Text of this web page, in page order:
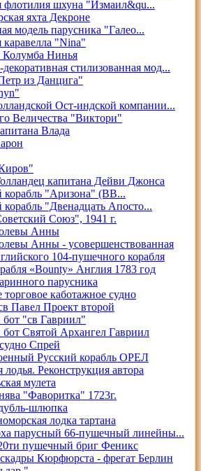
флотилия шхуна "Измаил&qu...
яхта Декроне
модель парусника "Галео...
каравелла "Nina"
Колумба Нинья
стилизованная мод...
из Данцига"
Ост-индской компании...
Величества "Виктори"
Влада
капитана Дейви Джонса
"Аризона" (ВВ...
"Двенадцать Апосто...
Союз", 1941 г.
Анны
Анны - усовершенствованная
104-пушечного корабля
«Bounty» Англия 1783 год
парусника
торговое каботажное судно
Павел Проект второй
"св Гавриил"
Святой Архангел Гавриил
Спрей
Русский корабль ОРЕЛ
Реконструкция автора
мулета
"Фаворитка" 1723г.
шлюпка
лодка тартана
парусный 66-пушечный линейны...
пушечный бриг Феникс
Кюрфюрста - фрегат Берлин